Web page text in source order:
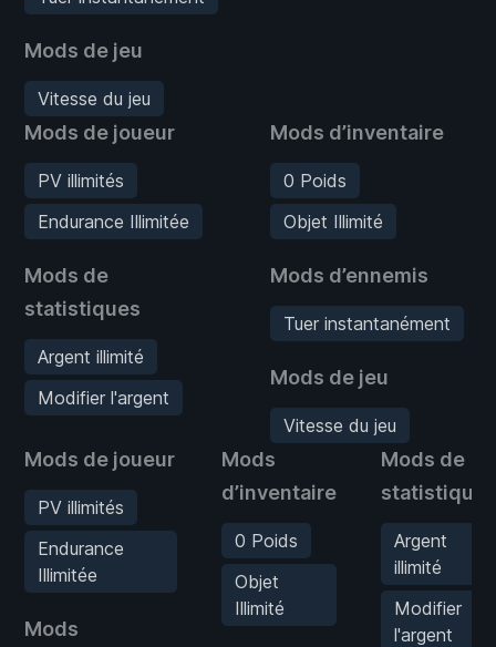
Mods de jeu
Vitesse du jeu
Mods de joueur
PV illimités
Endurance Illimitée
Mods de
statistiques
Argent illimité
Modifier l'argent
Mods d’inventaire
0 Poids
Objet Illimité
Mods d’ennemis
Tuer instantanément
Mods de jeu
Vitesse du jeu
Mods de joueur
PV illimités
Endurance
Illimitée
Mods
Mods
d’inventaire
0 Poids
Objet
Illimité
Mods de
statistiques
Argent
illimité
Modifier
l'argent